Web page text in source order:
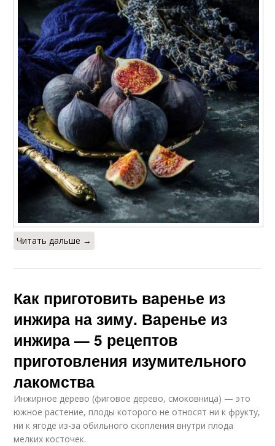
Читать дальше →
Как приготовить варенье из
инжира на зиму. Варенье из
инжира — 5 рецептов
приготовления изумительного
лакомства
Инжирное дерево (фиговое дерево, смоковница) — это
южное растение, плоды которого не относят ни к фрукту,
ни к ягоде из-за обильного скопления внутри плода
мелких косточек.